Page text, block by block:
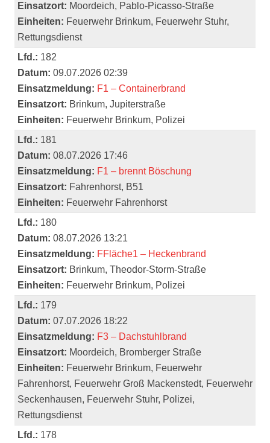
Einsatzort: Moordeich, Pablo-Picasso-Straße
Einheiten: Feuerwehr Brinkum, Feuerwehr Stuhr,
Rettungsdienst
Lfd.: 182
Datum: 09.07.2026 02:39
Einsatzmeldung: F1 – Containerbrand
Einsatzort: Brinkum, Jupiterstraße
Einheiten: Feuerwehr Brinkum, Polizei
Lfd.: 181
Datum: 08.07.2026 17:46
Einsatzmeldung: F1 – brennt Böschung
Einsatzort: Fahrenhorst, B51
Einheiten: Feuerwehr Fahrenhorst
Lfd.: 180
Datum: 08.07.2026 13:21
Einsatzmeldung: FFläche1 – Heckenbrand
Einsatzort: Brinkum, Theodor-Storm-Straße
Einheiten: Feuerwehr Brinkum, Polizei
Lfd.: 179
Datum: 07.07.2026 18:22
Einsatzmeldung: F3 – Dachstuhlbrand
Einsatzort: Moordeich, Bromberger Straße
Einheiten: Feuerwehr Brinkum, Feuerwehr
Fahrenhorst, Feuerwehr Groß Mackenstedt, Feuerwehr
Seckenhausen, Feuerwehr Stuhr, Polizei,
Rettungsdienst
Lfd.: 178